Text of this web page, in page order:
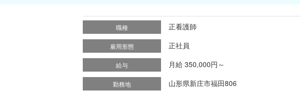
職種 正看護師
雇用形態 正社員
給与 月給 350,000円～
勤務地 山形県新庄市福田806